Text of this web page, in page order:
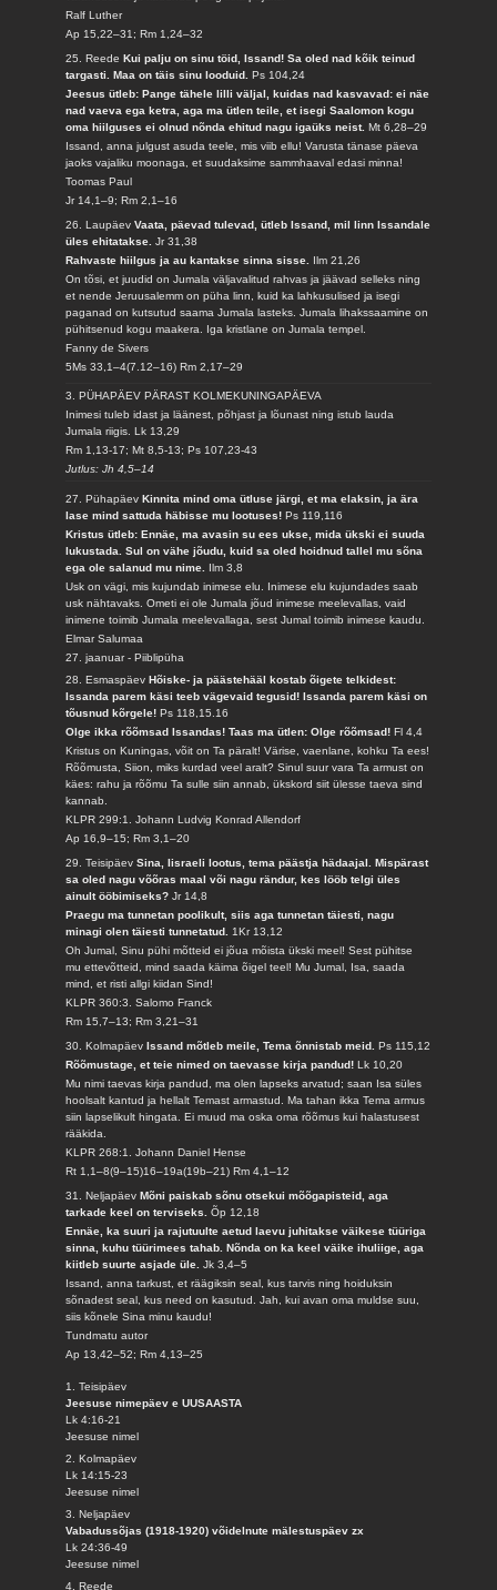
Ralf Luther
Ap 15,22–31; Rm 1,24–32
25. ReedeKui palju on sinu töid, Issand! Sa oled nad kõik teinud
targasti. Maa on täis sinu looduid.Ps 104,24
Jeesus ütleb: Pange tähele lilli väljal, kuidas nad kasvavad: ei näe
nad vaeva ega ketra, aga ma ütlen teile, et isegi Saalomon kogu
oma hiilguses ei olnud nõnda ehitud nagu igaüks neist.Mt 6,28–29
Issand, anna julgust asuda teele, mis viib ellu! Varusta tänase päeva
jaoks vajaliku moonaga, et suudaksime sammhaaval edasi minna!
Toomas Paul
Jr 14,1–9; Rm 2,1–16
26. LaupäevVaata, päevad tulevad, ütleb Issand, mil linn Issandale
üles ehitatakse.Jr 31,38
Rahvaste hiilgus ja au kantakse sinna sisse. Ilm 21,26
On tõsi, et juudid on Jumala väljavalitud rahvas ja jäävad selleks ning
et nende Jeruusalemm on püha linn, kuid ka lahkusulised ja isegi
paganad on kutsutud saama Jumala lasteks. Jumala lihakssaamine on
pühitsenud kogu maakera. Iga kristlane on Jumala tempel.
Fanny de Sivers
5Ms 33,1–4(7.12–16) Rm 2,17–29
3. PÜHAPÄEV PÄRAST KOLMEKUNINGAPÄEVA
Inimesi tuleb idast ja läänest, põhjast ja lõunast ning istub lauda
Jumala riigis.Lk 13,29
Rm 1,13-17; Mt 8,5-13; Ps 107,23-43
Jutlus: Jh 4,5–14
27. PühapäevKinnita mind oma ütluse järgi, et ma elaksin, ja ära
lase mind sattuda häbisse mu lootuses!Ps 119,116
Kristus ütleb: Ennäe, ma avasin su ees ukse, mida ükski ei suuda
lukustada. Sul on vähe jõudu, kuid sa oled hoidnud tallel mu sõna
ega ole salanud mu nime. Ilm 3,8
Usk on vägi, mis kujundab inimese elu. Inimese elu kujundades saab
usk nähtavaks. Ometi ei ole Jumala jõud inimese meelevallas, vaid
inimene toimib Jumala meelevallaga, sest Jumal toimib inimese kaudu.
Elmar Salumaa
27. jaanuar - Piiblipüha
28. EsmaspäevHõiske- ja päästehääl kostab õigete telkidest:
Issanda parem käsi teeb vägevaid tegusid! Issanda parem käsi on
tõusnud kõrgele!Ps 118,15.16
Olge ikka rõõmsad Issandas! Taas ma ütlen: Olge rõõmsad!Fl 4,4
Kristus on Kuningas, võit on Ta päralt! Värise, vaenlane, kohku Ta ees!
Rõõmusta, Siion, miks kurdad veel aralt? Sinul suur vara Ta armust on
käes: rahu ja rõõmu Ta sulle siin annab, ükskord siit ülesse taeva sind
kannab.
KLPR 299:1. Johann Ludvig Konrad Allendorf
Ap 16,9–15; Rm 3,1–20
29. TeisipäevSina, Iisraeli lootus, tema päästja hädaajal. Mispärast
sa oled nagu võõras maal või nagu rändur, kes lööb telgi üles
ainult ööbimiseks?Jr 14,8
Praegu ma tunnetan poolikult, siis aga tunnetan täiesti, nagu
minagi olen täiesti tunnetatud. 1Kr 13,12
Oh Jumal, Sinu pühi mõtteid ei jõua mõista ükski meel! Sest pühitse
mu ettevõtteid, mind saada käima õigel teel! Mu Jumal, Isa, saada
mind, et risti allgi kiidan Sind!
KLPR 360:3. Salomo Franck
Rm 15,7–13; Rm 3,21–31
30. KolmapäevIssand mõtleb meile, Tema õnnistab meid.Ps 115,12
Rõõmustage, et teie nimed on taevasse kirja pandud!Lk 10,20
Mu nimi taevas kirja pandud, ma olen lapseks arvatud; saan Isa süles
hoolsalt kantud ja hellalt Temast armastud. Ma tahan ikka Tema armus
siin lapselikult hingata. Ei muud ma oska oma rõõmus kui halastusest
rääkida.
KLPR 268:1. Johann Daniel Hense
Rt 1,1–8(9–15)16–19a(19b–21) Rm 4,1–12
31. NeljapäevMõni paiskab sõnu otsekui mõõgapisteid, aga
tarkade keel on terviseks.Õp 12,18
Ennäe, ka suuri ja rajutuulte aetud laevu juhitakse väikese tüüriga
sinna, kuhu tüürimees tahab. Nõnda on ka keel väike ihuliige, aga
kiitleb suurte asjade üle.Jk 3,4–5
Issand, anna tarkust, et räägiksin seal, kus tarvis ning hoiduksin
sõnadest seal, kus need on kasutud. Jah, kui avan oma muldse suu,
siis kõnele Sina minu kaudu!
Tundmatu autor
Ap 13,42–52; Rm 4,13–25
1. Teisipäev
Jeesuse nimepäev e UUSAASTA
Lk 4:16-21
Jeesuse nimel
2. Kolmapäev
Lk 14:15-23
Jeesuse nimel
3. Neljapäev
Vabadussõjas (1918-1920) võidelnute mälestuspäev zx
Lk 24:36-49
Jeesuse nimel
4. Reede